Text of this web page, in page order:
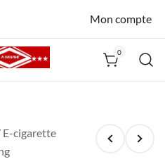
Mon compte
0
E-cigarette